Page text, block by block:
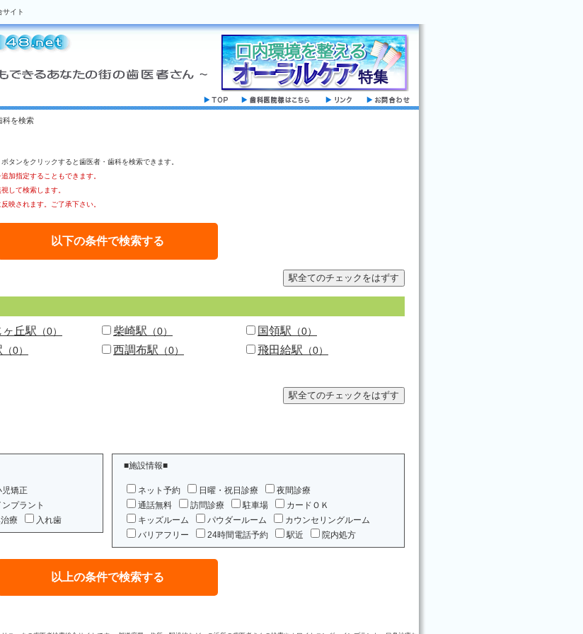
サイト
科を検索
タンをクリックすると歯医者・歯科を検索できます。
加指定することもできます。
して検索します。
映されます。ご了承下さい。
丘駅 （0） 柴崎駅 （0） 国領駅 （0）
（0） 西調布駅 （0） 飛田給駅 （0）
児矯正
ンプラント
療 入れ歯
■施設情報■
ネット予約 日曜・祝日診療
夜間診療
通話無料
訪問診療 駐車場
カードＯＫ
キッズルーム
パウダールーム
カウンセリングルーム
バリアフリー
24時間電話予約 駅近 院内処方